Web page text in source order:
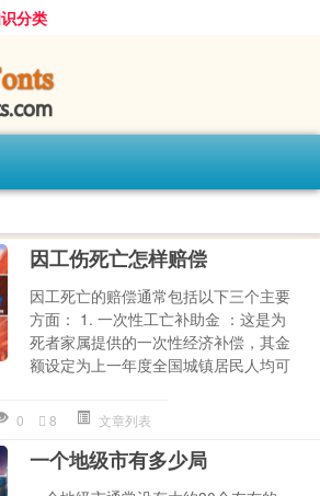
分类
因工伤死亡怎样赔偿
因工死亡的赔偿通常包括以下三个主要
方面： 1. 一次性工亡补助金 ：这是为
死者家属提供的一次性经济补偿，其金
额设定为上一年度全国城镇居民人均可
0 8 文章列表
一个地级市有多少局